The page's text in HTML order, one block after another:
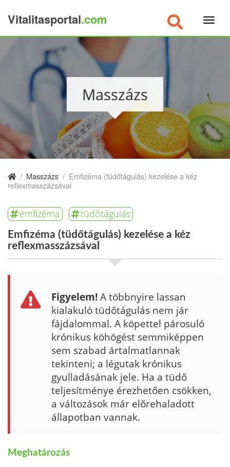
Vitalitasportal.com
Masszázs
/ Masszázs / Emfizéma (tüdőtágulás) kezelése a kéz
reflexmasszázsával
emfizéma tüdőtágulás
Emfizéma (tüdőtágulás) kezelése a kéz
reflexmasszázsával
Figyelem!A többnyire lassan
kialakuló tüdőtágulás nem jár
fájdalommal. A köpettel pá­rosuló
krónikus köhögést semmiképpen
sem szabad ártalmatlannak
tekinte­ni; a légutak krónikus
gyulladásának jele. Ha a tüdő
teljesítménye érezhetően csökken,
a változások már előrehaladott
állapotban vannak.
Meghatározás
×